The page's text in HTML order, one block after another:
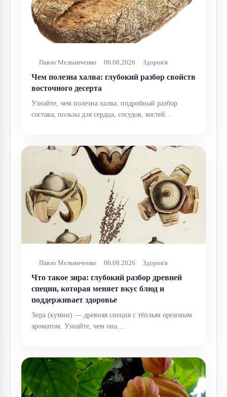
Павло Мельниченко 06.08.2026 Здоров'я
Чем полезна халва: глубокий разбор свойств
восточного десерта
Узнайте, чем полезна халва: подробный разбор
состава, пользы для сердца, сосудов, костей…
Павло Мельниченко 06.08.2026 Здоров'я
Что такое зира: глубокий разбор древней
специи, которая меняет вкус блюд и
поддерживает здоровье
Зира (кумин) — древняя специя с тёплым ореховым
ароматом. Узнайте, чем она…